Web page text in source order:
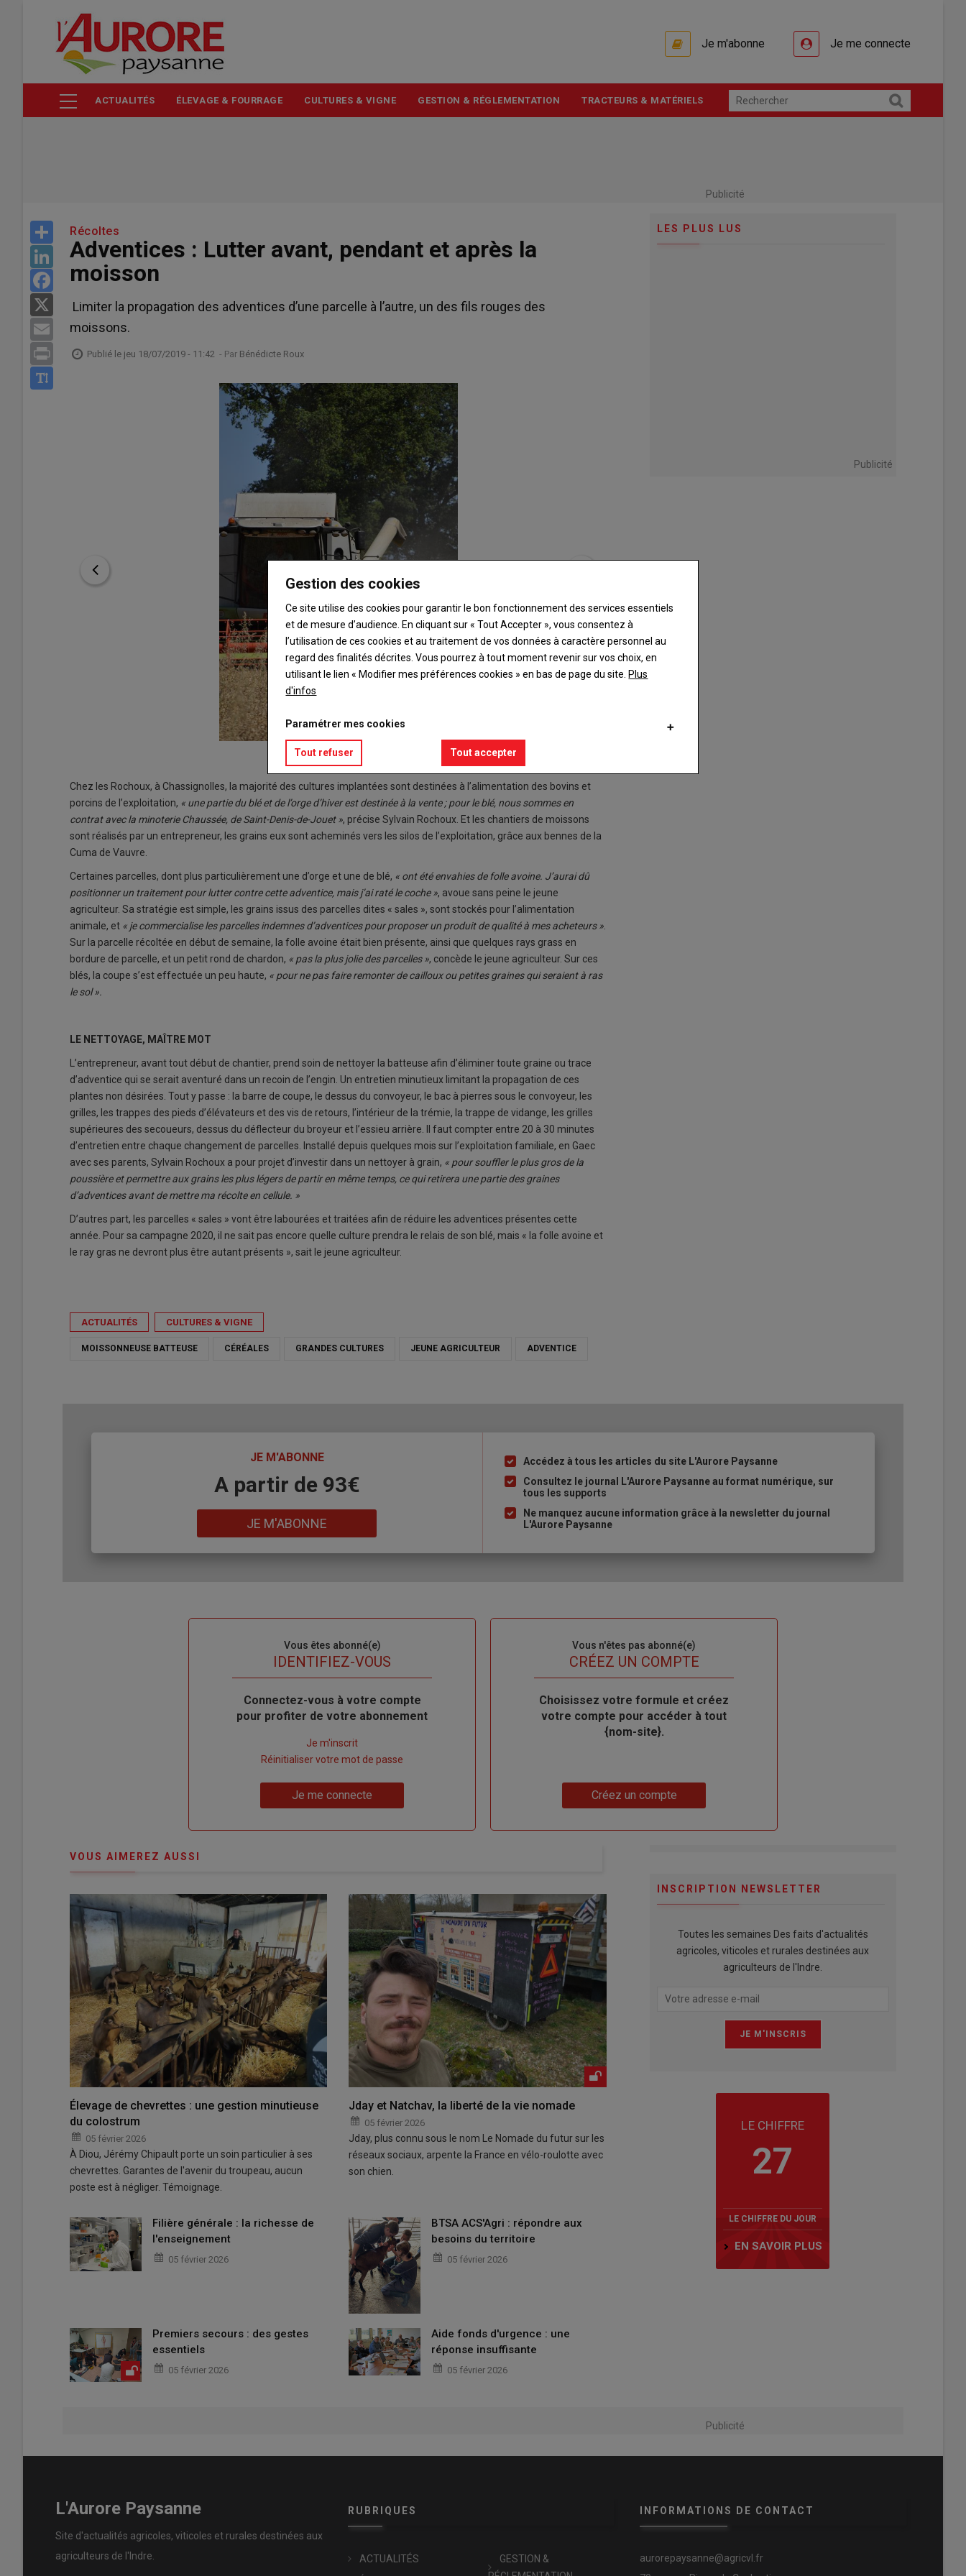
contenu
Je m'abonne Je me connecte
ACTUALITÉS ÉLEVAGE & FOURRAGE CULTURES & VIGNE GESTION & RÉGLEMENTATION TRACTEURS & MATÉRIELS
Publicité
Share
LinkedIn
Facebook
Email
Print
Récoltes
Adventices : Lutter avant, pendant et après la
moisson
Limiter la propagation des adventices d’une parcelle à l’autre, un des fils rouges des
moissons.
Publié le jeu 18/07/2019 - 11:42 - Par Bénédicte Roux
Chez les Rochoux, à Chassignolles, la majorité des cultures implantées sont destinées à l’alimentation des bovins et
porcins de l’exploitation, « une partie du blé et de l’orge d’hiver est destinée à la vente ; pour le blé, nous sommes en
contrat avec la minoterie Chaussée, de Saint-Denis-de-Jouet », précise Sylvain Rochoux. Et les chantiers de moissons
sont réalisés par un entrepreneur, les grains eux sont acheminés vers les silos de l’exploitation, grâce aux bennes de la
Cuma de Vauvre.
Certaines parcelles, dont plus particulièrement une d’orge et une de blé, « ont été envahies de folle avoine. J’aurai dû
positionner un traitement pour lutter contre cette adventice, mais j’ai raté le coche », avoue sans peine le jeune
agriculteur. Sa stratégie est simple, les grains issus des parcelles dites « sales », sont stockés pour l’alimentation
animale, et « je commercialise les parcelles indemnes d’adventices pour proposer un produit de qualité à mes acheteurs ».
Sur la parcelle récoltée en début de semaine, la folle avoine était bien présente, ainsi que quelques rays grass en
bordure de parcelle, et un petit rond de chardon, « pas la plus jolie des parcelles », concède le jeune agriculteur. Sur ces
blés, la coupe s’est effectuée un peu haute, « pour ne pas faire remonter de cailloux ou petites graines qui seraient à ras
le sol ».
LE NETTOYAGE, MAÎTRE MOT
L’entrepreneur, avant tout début de chantier, prend soin de nettoyer la batteuse afin d’éliminer toute graine ou trace
d’adventice qui se serait aventuré dans un recoin de l’engin. Un entretien minutieux limitant la propagation de ces
plantes non désirées. Tout y passe : la barre de coupe, le dessus du convoyeur, le bac à pierres sous le convoyeur, les
grilles, les trappes des pieds d’élévateurs et des vis de retours, l’intérieur de la trémie, la trappe de vidange, les grilles
supérieures des secoueurs, dessus du déflecteur du broyeur et l’essieu arrière. Il faut compter entre 20 à 30 minutes
d’entretien entre chaque changement de parcelles. Installé depuis quelques mois sur l’exploitation familiale, en Gaec
avec ses parents, Sylvain Rochoux a pour projet d’investir dans un nettoyer à grain, « pour souffler le plus gros de la
poussière et permettre aux grains les plus légers de partir en même temps, ce qui retirera une partie des graines
d’adventices avant de mettre ma récolte en cellule. »
D’autres part, les parcelles « sales » vont être labourées et traitées afin de réduire les adventices présentes cette
année. Pour sa campagne 2020, il ne sait pas encore quelle culture prendra le relais de son blé, mais « la folle avoine et
le ray gras ne devront plus être autant présents », sait le jeune agriculteur.
ACTUALITÉS CULTURES & VIGNE
MOISSONNEUSE BATTEUSE CÉRÉALES GRANDES CULTURES JEUNE AGRICULTEUR ADVENTICE
LES PLUS LUS
Publicité
JE M'ABONNE
A partir de 93€
JE M'ABONNE
Liste
à
puce
Accédez à tous les articles du site L'Aurore Paysanne
Consultez le journal L'Aurore Paysanne au format numérique, sur
tous les supports
Ne manquez aucune information grâce à la newsletter du journal
L'Aurore Paysanne
Vous êtes abonné(e)
IDENTIFIEZ-VOUS
Body
Connectez-vous à votre compte
pour profiter de votre abonnement
compte"
Je m'inscrit
Réinitialiser votre mot de passe
Je me connecte
Vous n'êtes pas abonné(e)
TITRECRÉEZ UN COMPTE
Body
Choisissez votre formule et créez
votre compte pour accéder à tout
{nom-site}.
Créez un compte
VOUS AIMEREZ AUSSI
Élevage de chevrettes : une gestion minutieuse
du colostrum
05 février 2026
À Diou, Jérémy Chipault porte un soin particulier à ses
chevrettes. Garantes de l'avenir du troupeau, aucun
poste est à négliger. Témoignage.
Jday et Natchav, la liberté de la vie nomade
05 février 2026
Jday, plus connu sous le nom Le Nomade du futur sur les
réseaux sociaux, arpente la France en vélo-roulotte avec
son chien.
Filière générale : la richesse de
l'enseignement
05 février 2026
BTSA ACS'Agri : répondre aux
besoins du territoire
05 février 2026
Premiers secours : des gestes
essentiels
05 février 2026
Aide fonds d'urgence : une
réponse insuffisante
05 février 2026
INSCRIPTION NEWSLETTER
Toutes les semaines Des faits d'actualités
agricoles, viticoles et rurales destinées aux
agriculteurs de l'Indre.
LE CHIFFRE
27
LE CHIFFRE DU JOUR
EN SAVOIR PLUS
Publicité
L'Aurore Paysanne
Site d'actualités agricoles, viticoles et rurales destinées aux
agriculteurs de l'Indre.
RUBRIQUES
ACTUALITÉS
GESTION &
INFORMATIONS DE CONTACT
aurorepaysanne@agricvl.fr
Gestion des cookies
Ce site utilise des cookies pour garantir le bon fonctionnement des services essentiels
et de mesure d’audience. En cliquant sur « Tout Accepter », vous consentez à
l’utilisation de ces cookies et au traitement de vos données à caractère personnel au
regard des finalités décrites. Vous pourrez à tout moment revenir sur vos choix, en
utilisant le lien « Modifier mes préférences cookies » en bas de page du site.Plus
d'infos
Paramétrer mes cookies
Tout refuser Tout accepter